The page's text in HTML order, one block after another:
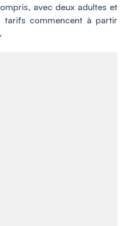
avec deux adultes et
tarifs commencent à partir